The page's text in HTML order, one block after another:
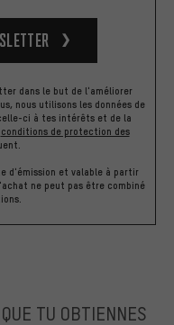
dans le but de l'améliorer
nous utilisons les données de
ci à tes intérêts et de la
conditions de protection des
d'émission et valable à partir
ne peut pas être combiné
TU OBTIENNES